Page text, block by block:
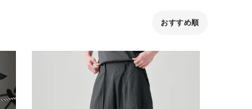
おすすめ順